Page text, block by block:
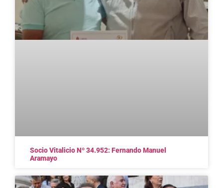
Socio Vitalicio Nº 34.952: Fernando Manuel
Aramayo